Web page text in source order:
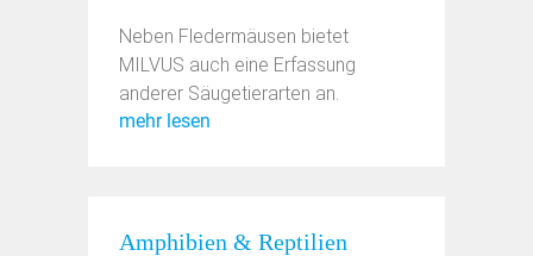
Neben Fledermäusen bietet
MILVUS auch eine Erfassung
anderer Säugetierarten an.
mehr lesen
Amphibien & Reptilien